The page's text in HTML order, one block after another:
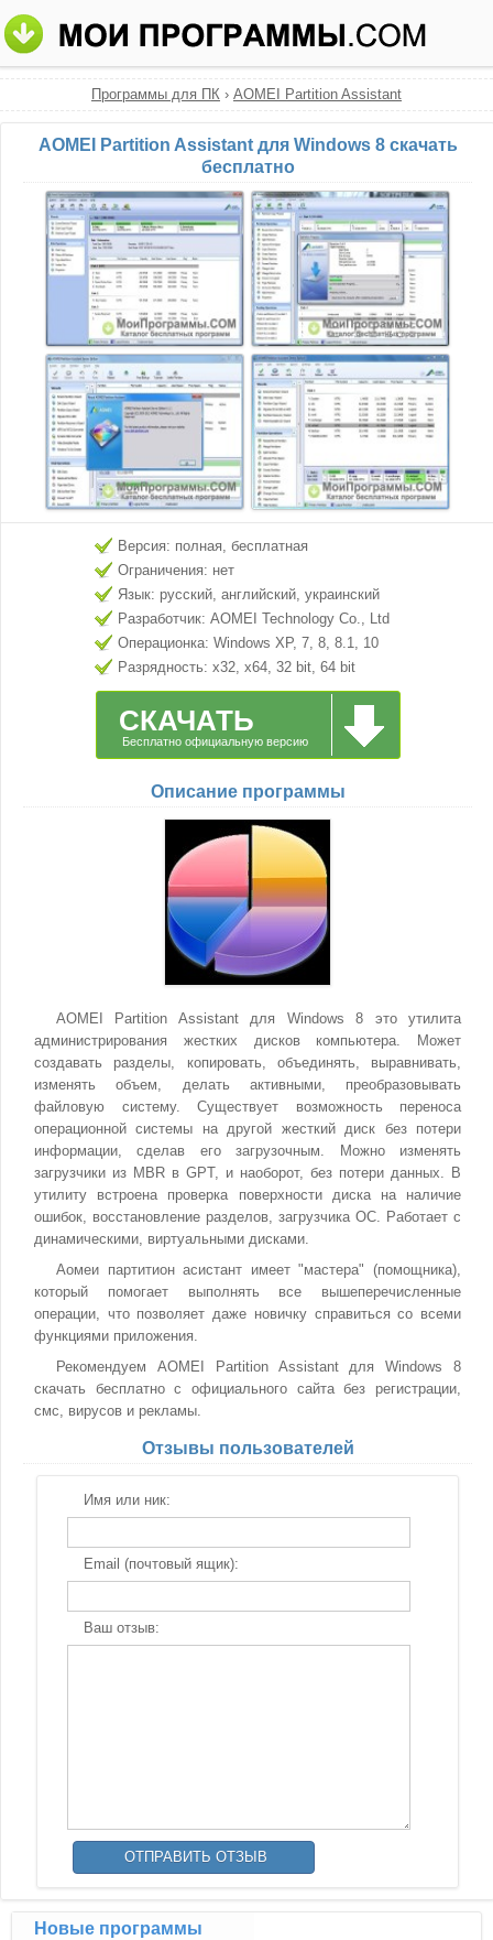
Программы для ПК › AOMEI Partition Assistant
AOMEI Partition Assistant для Windows 8 скачать
бесплатно
Версия: полная, бесплатная
Ограничения: нет
Язык: русский, английский, украинский
Разработчик: AOMEI Technology Co., Ltd
Операционка: Windows XP, 7, 8, 8.1, 10
Разрядность: x32, x64, 32 bit, 64 bit
СКАЧАТЬ
Бесплатно официальную версию
Описание программы
AOMEI Partition Assistant для Windows 8 это утилита
администрирования жестких дисков компьютера. Может
создавать разделы, копировать, объединять, выравнивать,
изменять объем, делать активными, преобразовывать
файловую систему. Существует возможность переноса
операционной системы на другой жесткий диск без потери
информации, сделав его загрузочным. Можно изменять
загрузчики из MBR в GPT, и наоборот, без потери данных. В
утилиту встроена проверка поверхности диска на наличие
ошибок, восстановление разделов, загрузчика ОС. Работает с
динамическими, виртуальными дисками.
Аомеи партитион асистант имеет "мастера" (помощника),
который помогает выполнять все вышеперечисленные
операции, что позволяет даже новичку справиться со всеми
функциями приложения.
Рекомендуем AOMEI Partition Assistant для Windows 8
скачать бесплатно с официального сайта без регистрации,
смс, вирусов и рекламы.
Отзывы пользователей
Имя или ник:
Email (почтовый ящик):
Ваш отзыв:
Новые программы